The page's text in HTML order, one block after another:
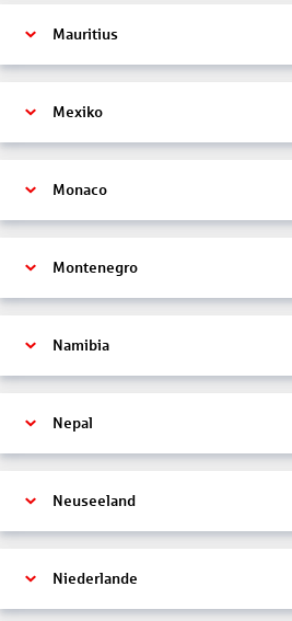
Mauritius
Mexiko
Monaco
Montenegro
Namibia
Nepal
Neuseeland
Niederlande